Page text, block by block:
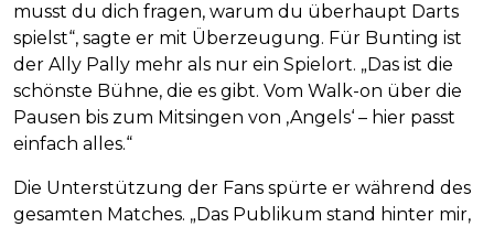
musst du dich fragen, warum du überhaupt Darts
spielst“, sagte er mit Überzeugung. Für Bunting ist
der Ally Pally mehr als nur ein Spielort. „Das ist die
schönste Bühne, die es gibt. Vom Walk-on über die
Pausen bis zum Mitsingen von ‚Angels‘ – hier passt
einfach alles.“
Die Unterstützung der Fans spürte er während des
gesamten Matches. „Das Publikum stand hinter mir,